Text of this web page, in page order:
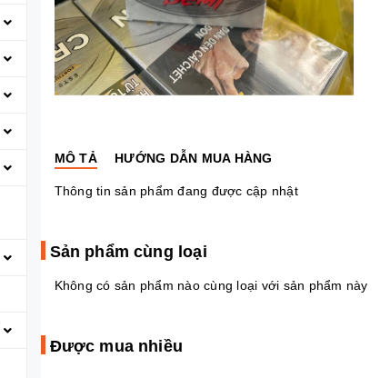
MÔ TẢ HƯỚNG DẪN MUA HÀNG
Thông tin sản phẩm đang được cập nhật
Sản phẩm cùng loại
Không có sản phẩm nào cùng loại với sản phẩm này
Được mua nhiều